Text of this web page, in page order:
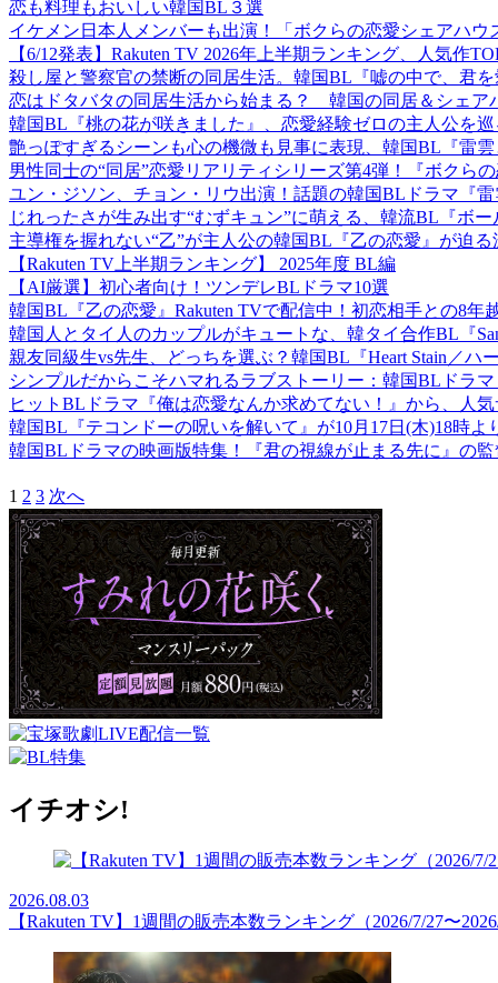
恋も料理もおいしい韓国BL３選
イケメン日本人メンバーも出演！「ボクらの恋愛シェアハ
【6/12発表】Rakuten TV 2026年上半期ランキング、人気作
殺し屋と警察官の禁断の同居生活。韓国BL『嘘の中で、君
恋はドタバタの同居生活から始まる？ 韓国の同居＆シェア
韓国BL『桃の花が咲きました』、恋愛経験ゼロの主人公を
艶っぽすぎるシーンも心の機微も見事に表現、韓国BL『雷
男性同士の“同居”恋愛リアリティシリーズ第4弾！『ボクら
ユン・ジソン、チョン・リウ出演！話題の韓国BLドラマ『
じれったさが生み出す“むずキュン”に萌える、韓流BL『ボ
主導権を握れない“乙”が主人公の韓国BL『乙の恋愛』が迫
【Rakuten TV上半期ランキング】 2025年度 BL編
【AI厳選】初心者向け！ツンデレBLドラマ10選
韓国BL『乙の恋愛』Rakuten TVで配信中！初恋相手との8年
韓国人とタイ人のカップルがキュートな、韓タイ合作BL『
親友同級生vs先生、どっちを選ぶ？韓国BL『Heart Stain／ハ
シンプルだからこそハマれるラブストーリー：韓国BLドラ
ヒットBLドラマ『俺は恋愛なんか求めてない！』から、
韓国BL『テコンドーの呪いを解いて』が10月17日(木)18時
韓国BLドラマの映画版特集！『君の視線が止まる先に』の
1 2 3 次へ
イチオシ!
2026.08.03
【Rakuten TV】1週間の販売本数ランキング（2026/7/27〜